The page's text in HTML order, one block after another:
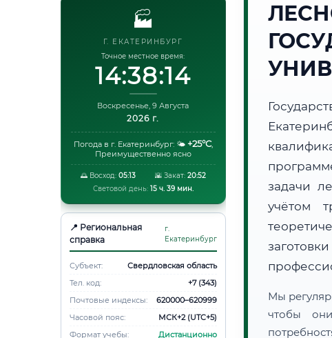
🏭
Г. ЕКАТЕРИНБУРГ
Точное местное время:
14:38:15
Воскресенье, 9 Августа
2026 г.
Погода в г. Екатеринбург: 🌤️ +25°C,
Преимущественно ясно
🌅 Восход: 05:13 🌇 Закат: 20:52
Световой день: 15 ч. 39 мин.
📍 Региональная
справка
г.
Екатеринбург
Субъект:
Свердловская область
Тел. код:
+7 (343)
Почтовые индексы:
620000–620999
Часовой пояс:
МСК+2 (UTC+5)
Формат учебы:
Дистанционно
задачи
учётом
Мы
чтобы